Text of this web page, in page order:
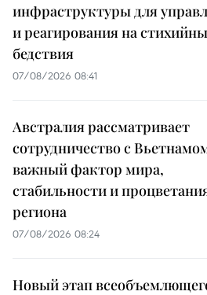
инфраструктуры для
и реагирования на
бедствия
07/08/2026 08:41
Австралия рассматривает
сотрудничество с
важный фактор мира,
стабильности и
региона
07/08/2026 08:24
Новый этап